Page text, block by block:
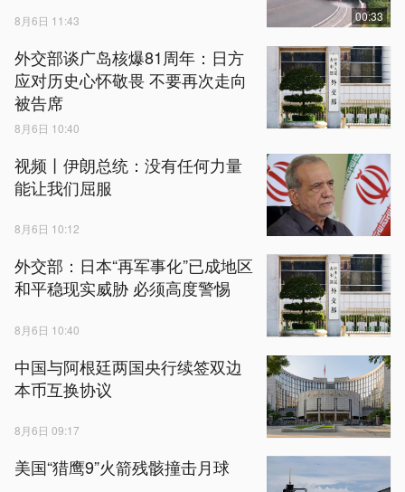
8月6日 11:43 00:33
外交部谈广岛核爆81周年：日方
应对历史心怀敬畏 不要再次走向
被告席
8月6日 10:40
视频丨伊朗总统：没有任何力量
能让我们屈服
8月6日 10:12
外交部：日本“再军事化”已成地区
和平稳现实威胁 必须高度警惕
8月6日 10:40
中国与阿根廷两国央行续签双边
本币互换协议
8月6日 09:17
美国“猎鹰9”火箭残骸撞击月球